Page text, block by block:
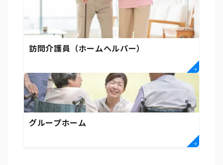
訪問介護員（ホームヘルパー）
グループホーム